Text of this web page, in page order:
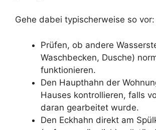
Gehe dabei typischerweise so vor:
Prüfen, ob andere
Waschbecken, Dusche)
funktionieren.
Den Haupthahn der
Hauses kontrollieren, falls
daran gearbeitet wurde.
Den Eckhahn direkt am